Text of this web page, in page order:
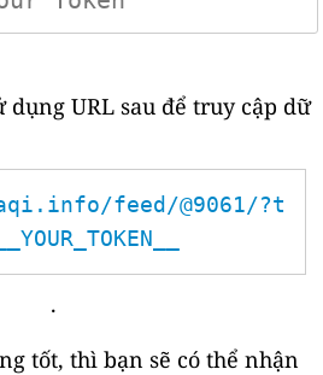
dụng URL sau để truy cập dữ
feed/@9061/?t
.
tốt, thì bạn sẽ có thể nhận